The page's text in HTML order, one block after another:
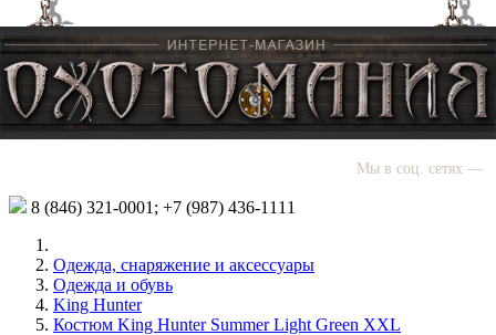
Мы в соц. сетях —
8 (846) 321-0001; +7 (987) 436-1111
Одежда, снаряжение и аксессуары
Одежда и обувь
King Hunter
Костюм King Hunter Summer Light Green XXL